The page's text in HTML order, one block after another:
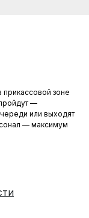
зоне
—
или выходят
— максимум